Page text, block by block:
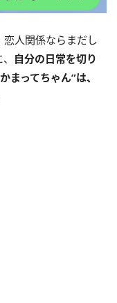
人関係ならまだし
自分の日常を切り
まってちゃん”は、